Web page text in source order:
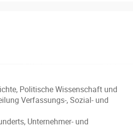
Politische Wissenschaft und
Verfassungs-, Sozial- und
Unternehmer- und